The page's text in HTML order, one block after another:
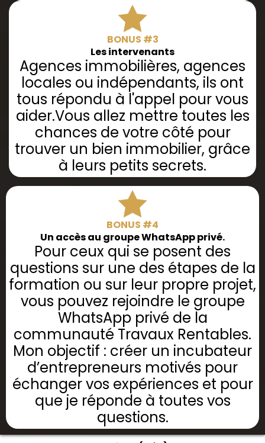
BONUS #3
Les intervenants
Agences immobilières, agences
locales ou indépendants, ils ont
tous répondu à l'appel pour vous
aider.Vous allez mettre toutes les
chances de votre côté pour
trouver un bien immobilier, grâce
à leurs petits secrets.
BONUS #4
Un accès au groupe WhatsApp privé.
Pour ceux qui se posent des
questions sur une des étapes de la
formation ou sur leur propre projet,
vous pouvez rejoindre le groupe
WhatsApp privé de la
communauté Travaux Rentables.
Mon objectif : créer un incubateur
d’entrepreneurs motivés pour
échanger vos expériences et pour
que je réponde à toutes vos
questions.